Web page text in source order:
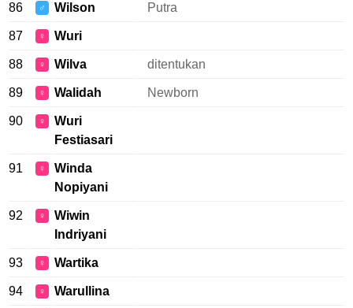
86 ♂ Wilson Putra
87 ♀ Wuri
88 ♀ Wilva ditentukan
89 ♀ Walidah Newborn
90 ♀
Wuri
Festiasari
91 ♀
Winda
Nopiyani
92 ♀
Wiwin
Indriyani
93 ♀ Wartika
94 ♀ Warullina